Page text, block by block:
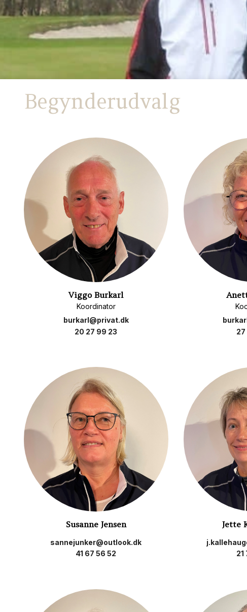
Begynderudvalg
Viggo Burkarl
Koordinator
burkarl@privat.dk
20 27 99 23
27
Susanne Jensen
sannejunker@outlook.dk
41 67 56 52
Jette
21